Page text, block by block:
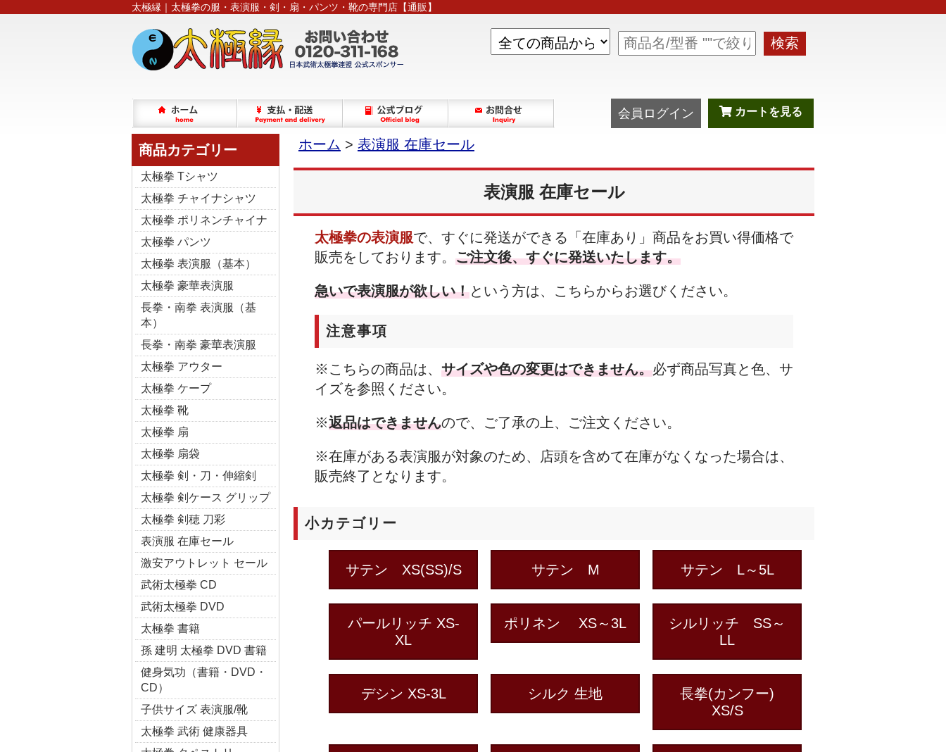
太極縁｜太極拳の服・表演服・剣・扇・パンツ・靴の専門店【通販】
検索
会員ログイン カートを見る
商品カテゴリー
太極拳 Tシャツ
太極拳 チャイナシャツ
太極拳 ポリネンチャイナ
太極拳 パンツ
太極拳 表演服（基本）
太極拳 豪華表演服
長拳・南拳 表演服（基
本）
長拳・南拳 豪華表演服
太極拳 アウター
太極拳 ケープ
太極拳 靴
太極拳 扇
太極拳 扇袋
太極拳 剣・刀・伸縮剣
太極拳 剣ケース グリップ
太極拳 剣穂 刀彩
表演服 在庫セール
激安アウトレット セール
武術太極拳 CD
武術太極拳 DVD
太極拳 書籍
孫 建明 太極拳 DVD 書籍
健身気功（書籍・DVD・
CD）
子供サイズ 表演服/靴
太極拳 武術 健康器具
ホーム > 表演服 在庫セール
表演服 在庫セール
太極拳の表演服で、すぐに発送ができる「在庫あり」商品をお買い得価格で
販売をしております。 ご注文後、すぐに発送いたします。
急いで表演服が欲しい！という方は、こちらからお選びください。
注意事項
※こちらの商品は、 サイズや色の変更はできません。必ず商品写真と色、サ
イズを参照ください。
※返品はできませんので、ご了承の上、ご注文ください。
※在庫がある表演服が対象のため、店頭を含めて在庫がなくなった場合は、
販売終了となります。
小カテゴリー
サテン XS(SS)/S サテン M サテン L～5L
パールリッチ XS-
XL
ポリネン XS～3L
シルリッチ SS～
LL
デシン XS-3L シルク 生地
長拳(カンフー)
XS/S